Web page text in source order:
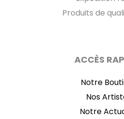
Produits de
ACCÈS
Notre
Nos
Notre